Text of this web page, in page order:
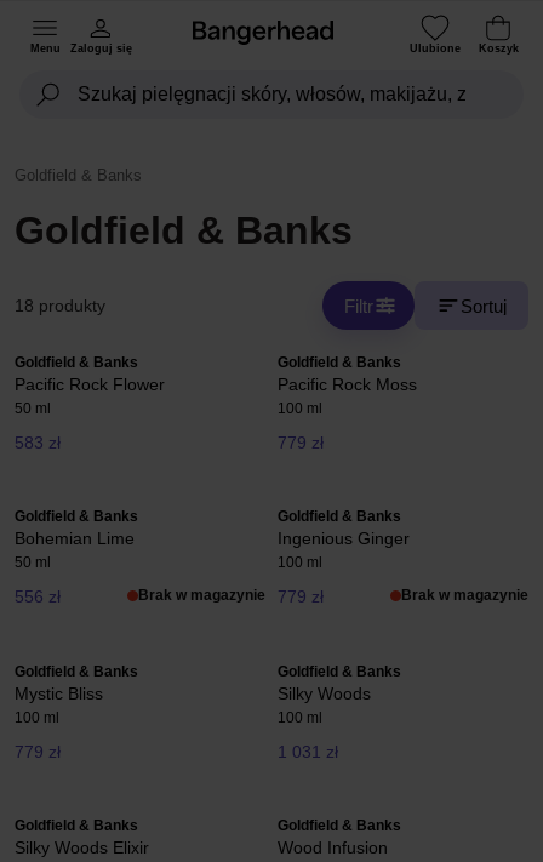
Menu Zaloguj się Ulubione Koszyk
Goldfield & Banks
Goldfield & Banks
18 produkty Filtr Sortuj
Goldfield & Banks
Pacific Rock Flower
50 ml
583 zł
Goldfield & Banks
Pacific Rock Moss
100 ml
779 zł
Goldfield & Banks
Bohemian Lime
50 ml
556 zł Brak w magazynie
Goldfield & Banks
Ingenious Ginger
100 ml
779 zł Brak w magazynie
Goldfield & Banks
Mystic Bliss
100 ml
779 zł
Goldfield & Banks
Silky Woods
100 ml
1 031 zł
Goldfield & Banks
Silky Woods Elixir
Goldfield & Banks
Wood Infusion